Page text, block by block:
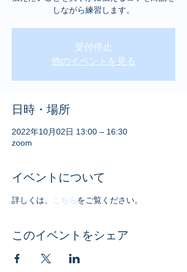
しながら練習します。
受付停止
他のイベントを見る
日時・場所
2022年10月02日 13:00 – 16:30
zoom
イベントについて
詳しくは、 こちらをご覧ください。
このイベントをシェア